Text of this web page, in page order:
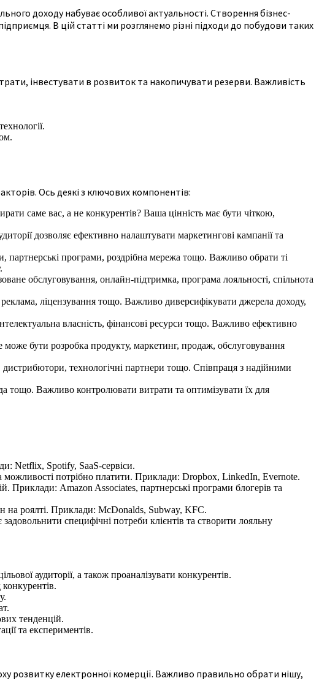
доходу набуває особливої актуальності. Створення бізнес-
В цій статті ми розглянемо різні підходи до побудови таких
інвестувати в розвиток та накопичувати резерви. Важливість
Ось деякі з ключових компонентів:
саме вас, а не конкурентів? Ваша цінність має бути чіткою,
дозволяє ефективно налаштувати маркетингові кампанії та
партнерські програми, роздрібна мережа тощо. Важливо обрати ті
обслуговування, онлайн-підтримка, програма лояльності, спільнота
ліцензування тощо. Важливо диверсифікувати джерела доходу,
власність, фінансові ресурси тощо. Важливо ефективно
може бути розробка продукту, маркетинг, продаж, обслуговування
технологічні партнери тощо. Співпраця з надійними
тощо. Важливо контролювати витрати та оптимізувати їх для
Netflix, Spotify, SaaS-сервіси.
можливості потрібно платити. Приклади: Dropbox, LinkedIn, Evernote.
Приклади: Amazon Associates, партнерські програми блогерів та
на роялті. Приклади: McDonalds, Subway, KFC.
специфічні потреби клієнтів та створити лояльну
аудиторії, а також проаналізувати конкурентів.
тенденцій.
та експериментів.
розвитку електронної комерції. Важливо правильно обрати нішу,